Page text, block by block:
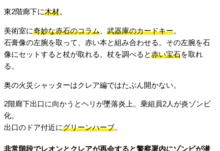
東2階廊下に木材。
美術室に奇妙な赤石のコラム 武器庫のカードキー。
石膏像の左腕を取って、赤い本と組み合わせる。その左腕を石
像にセットすると杖が取れる。杖を調べると赤い宝石を取れ
る。
奥の火災シャッターはクレア編ではたぶん開かない。
2階廊下出口に向かうとヘリが墜落炎上。乗組員2人が炎ゾンビ
化。
出口のドア付近にグリーンハーブ。
非常階段でレオンとクレアが再会すると警察署内にゾンビが潜